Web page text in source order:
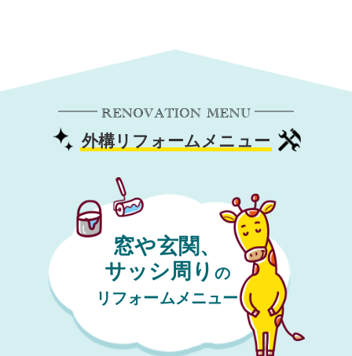
外構リフォームメニュー
窓や玄関、
サッシ周り の
リフォームメニュー